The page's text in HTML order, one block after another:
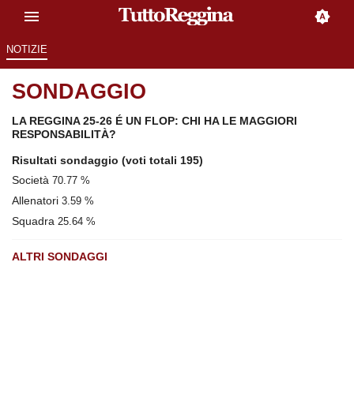
NOTIZIE
SONDAGGIO
LA REGGINA 25-26 É UN FLOP: CHI HA LE MAGGIORI
RESPONSABILITÀ?
Risultati sondaggio (voti totali 195)
Società 70.77 %
Allenatori 3.59 %
Squadra 25.64 %
ALTRI SONDAGGI